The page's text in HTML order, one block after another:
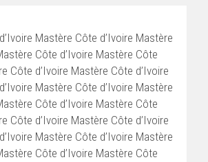
Mastère Côte d’Ivoire Mastère
Côte d’Ivoire Mastère Côte
Côte d’Ivoire Mastère Côte d’Ivoire
Mastère Côte d’Ivoire Mastère
Côte d’Ivoire Mastère Côte
Côte d’Ivoire Mastère Côte d’Ivoire
Mastère Côte d’Ivoire Mastère
Côte d’Ivoire Mastère Côte